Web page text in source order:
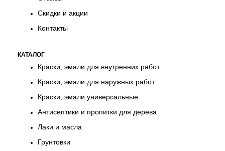
Скидки и акции
Контакты
КАТАЛОГ
Краски, эмали для внутренних работ
Краски, эмали для наружных работ
Краски, эмали универсальные
Антисептики и пропитки для дерева
Лаки и масла
Грунтовки